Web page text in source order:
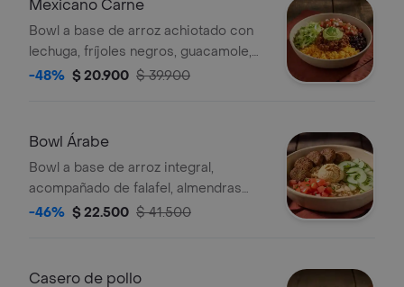
Mexicano Carne
Bowl a base de arroz achiotado con
lechuga, fríjoles negros, guacamole,
carne molida y pico de gallo.
-48% $ 20.900 $ 39.900
Bowl Árabe
Bowl a base de arroz integral,
acompañado de falafel, almendras
fileteadas, tomate chonto, pepino,
-46% $ 22.500 $ 41.500
Casero de pollo